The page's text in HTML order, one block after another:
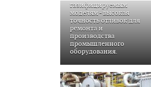
газифицируемым
моделям - высокая
точность отливок для
ремонта и
производства
промышленного
оборудования.